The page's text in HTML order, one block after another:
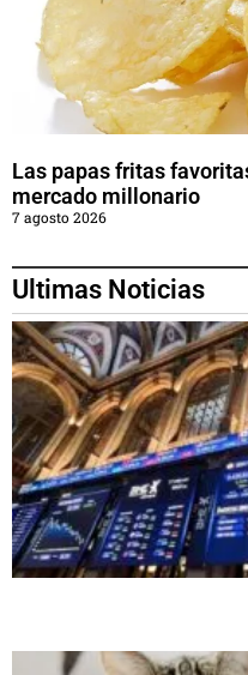
Las papas fritas
mercado millonario
7 agosto 2026
Ultimas Noticias